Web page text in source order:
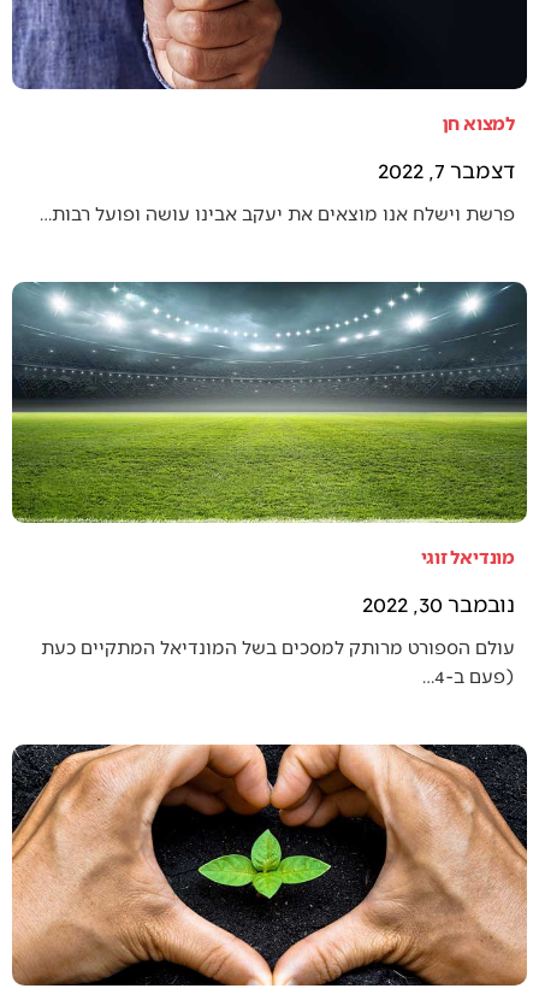
למצוא חן
דצמבר 7, 2022
פרשת וישלח אנו מוצאים את יעקב אבינו עושה ופועל רבות…
מונדיאל זוגי
נובמבר 30, 2022
עולם הספורט מרותק למסכים בשל המונדיאל המתקיים כעת
(פעם ב-4…